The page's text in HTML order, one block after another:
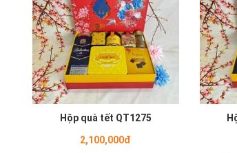
Hộp quà tết QT1275
2,100,000đ